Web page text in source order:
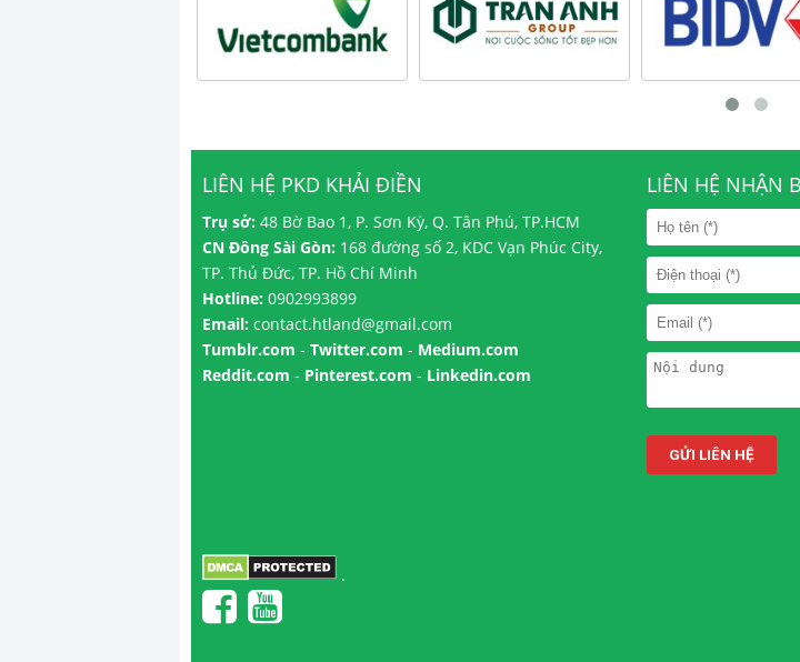
LIÊN HỆ PKD KHẢI ĐIỀN
Trụ sở: 48 Bờ Bao 1, P. Sơn Kỳ, Q. Tân Phú, TP.HCM
CN Đông Sài Gòn: 168 đường số 2, KDC Vạn Phúc City,
TP. Thủ Đức, TP. Hồ Chí Minh
Hotline: 0902993899
Email: contact.htland@gmail.com
Tumblr.com - Twitter.com - Medium.com
Reddit.com - Pinterest.com - Linkedin.com
.
LIÊN HỆ NHẬN